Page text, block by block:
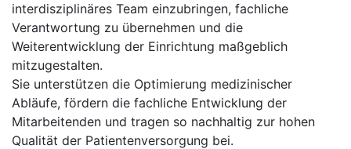
interdisziplinäres Team einzubringen, fachliche
Verantwortung zu übernehmen und die
Weiterentwicklung der Einrichtung maßgeblich
mitzugestalten.
Sie unterstützen die Optimierung medizinischer
Abläufe, fördern die fachliche Entwicklung der
Mitarbeitenden und tragen so nachhaltig zur hohen
Qualität der Patientenversorgung bei.